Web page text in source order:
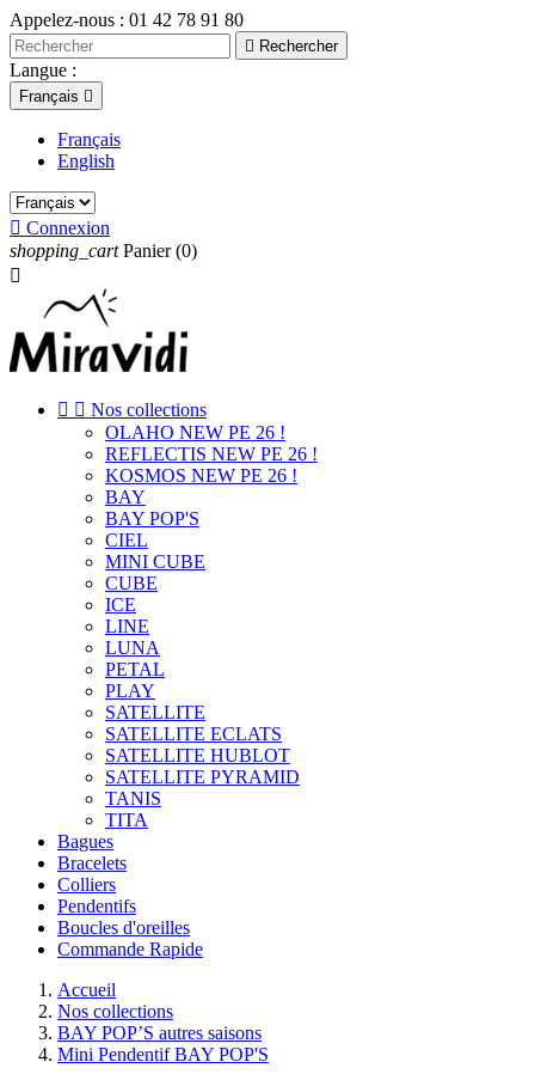
Appelez-nous : 01 42 78 91 80
 Rechercher
Langue :
Français 
Français
English
 Connexion
shopping_cart Panier (0)

  Nos collections
OLAHO NEW PE 26 !
REFLECTIS NEW PE 26 !
KOSMOS NEW PE 26 !
BAY
BAY POP'S
CIEL
MINI CUBE
CUBE
ICE
LINE
LUNA
PETAL
PLAY
SATELLITE
SATELLITE ECLATS
SATELLITE HUBLOT
SATELLITE PYRAMID
TANIS
TITA
Bagues
Bracelets
Colliers
Pendentifs
Boucles d'oreilles
Commande Rapide
Accueil
Nos collections
BAY POP’S autres saisons
Mini Pendentif BAY POP'S